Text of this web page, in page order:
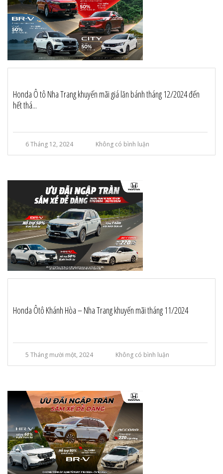
Honda Ô tô Nha Trang khuyến mãi giá lăn bánh tháng 12/2024 đến
hết thá...
6 Tháng 12, 2024 Không có bình luận
Honda Ôtô Khánh Hòa – Nha Trang khuyến mãi tháng 11/2024
5 Tháng mười một, 2024 Không có bình luận